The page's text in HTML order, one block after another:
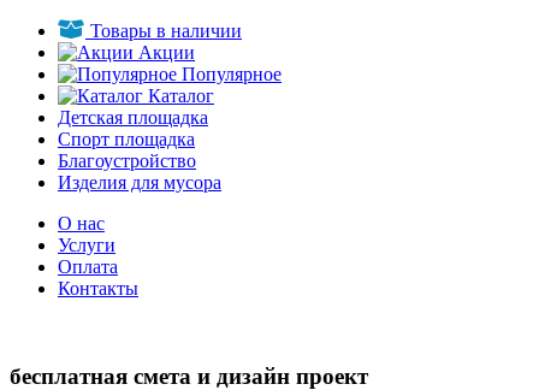
Товары в наличии
Акции
Популярное
Каталог
Детская площадка
Спорт площадка
Благоустройство
Изделия для мусора
О нас
Услуги
Оплата
Контакты
бесплатная смета и дизайн проект